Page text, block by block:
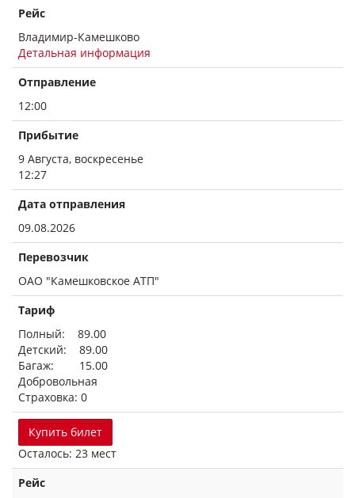
Рейс
Владимир-Камешково
Детальная информация
Отправление
12:00
Прибытие
9 Августа, воскресенье
12:27
Дата отправления
09.08.2026
Перевозчик
ОАО "Камешковское АТП"
Тариф
Полный: 89.00
Детский: 89.00
Багаж: 15.00
Добровольная
Страховка: 0
Купить билет
Осталось: 23 мест
Рейс